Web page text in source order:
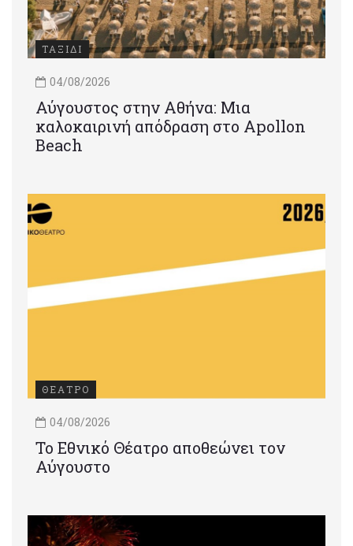
ΤΑΞΙΔΙ
04/08/2026
Αύγουστος στην Αθήνα: Μια
καλοκαιρινή απόδραση στο Apollon
Beach
ΘΕΑΤΡΟ
04/08/2026
Το Εθνικό Θέατρο αποθεώνει τον
Αύγουστο